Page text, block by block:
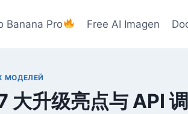
Banana Pro Free AI Imagen
МОДЕЛЕЙ
升级亮点与 API